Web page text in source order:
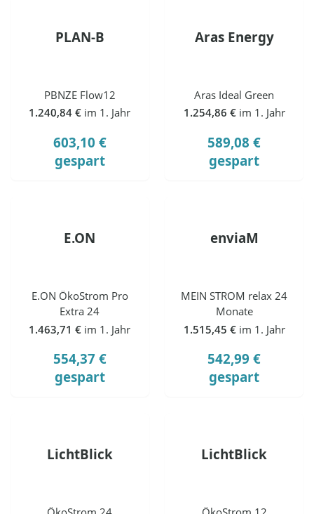
PLAN-B
PBNZE Flow12
1.240,84 € im 1. Jahr
603,10 €
gespart
Aras Energy
Aras Ideal Green
1.254,86 € im 1. Jahr
589,08 €
gespart
E.ON
E.ON ÖkoStrom Pro
Extra 24
1.463,71 € im 1. Jahr
554,37 €
gespart
enviaM
MEIN STROM relax 24
Monate
1.515,45 € im 1. Jahr
542,99 €
gespart
LichtBlick LichtBlick